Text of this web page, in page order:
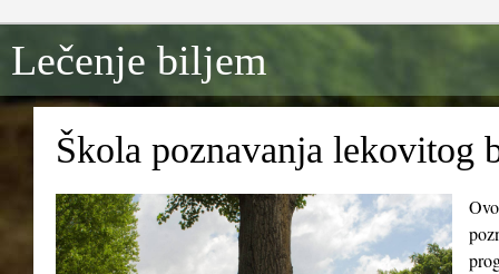
Lečenje biljem
Škola poznavanja lekovitog